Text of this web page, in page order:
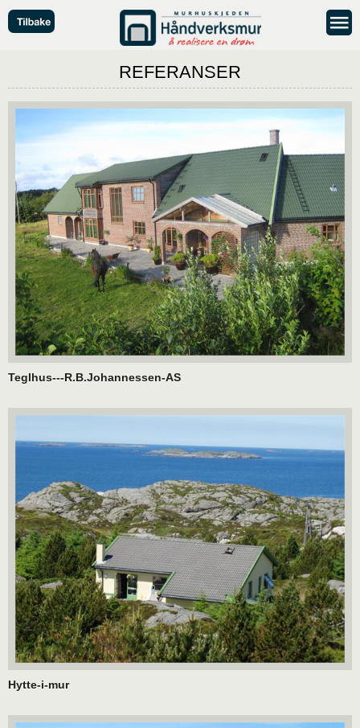
REFERANSER
Teglhus---R.B.Johannessen-AS
Hytte-i-mur